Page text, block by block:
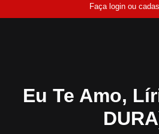
Faça login ou
Eu Te Amo,